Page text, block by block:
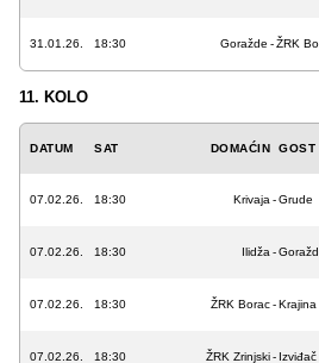
31.01.26. 18:30 Goražde -ŽRK
11. KOLO
DATUM SAT DOMAĆIN GOST
07.02.26. 18:30 Krivaja -Grude
07.02.26. 18:30 Ilidža -
07.02.26. 18:30 ŽRK Borac-Krajina
07.02.26. 18:30 ŽRK Zrinjski- Izviđač